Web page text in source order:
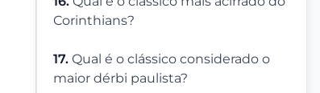
Corinthians?
17. Qual é o clássico considerado o
maior dérbi paulista?